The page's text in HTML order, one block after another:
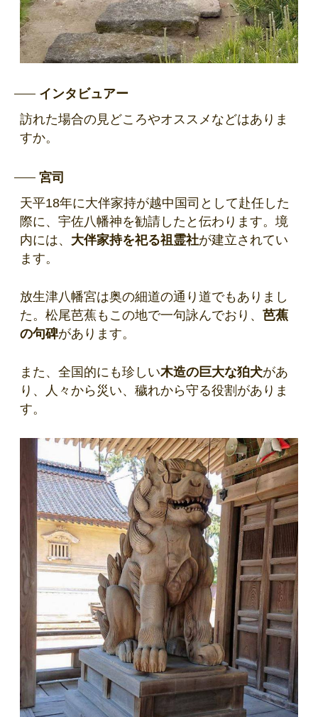
インタビュアー
訪れた場合の見どころやオススメなどはありま
すか。
宮司
天平18年に大伴家持が越中国司として赴任した
際に、宇佐八幡神を勧請したと伝わります。境
内には、 大伴家持を祀る祖霊社が建立されてい
ます。
放生津八幡宮は奥の細道の通り道でもありまし
た。松尾芭蕉もこの地で一句詠んでおり、 芭蕉
の句碑があります。
また、全国的にも珍しい木造の巨大な狛犬があ
り、人々から災い、穢れから守る役割がありま
す。